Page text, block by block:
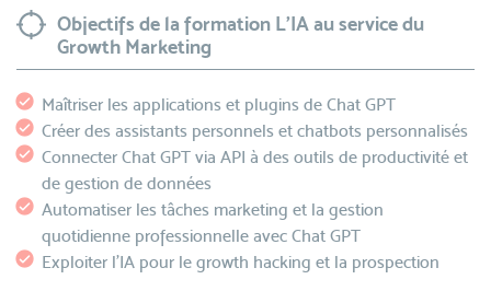
Objectifs de la formation L’IA au service du
Growth Marketing
Maîtriser les applications et plugins de Chat GPT
Créer des assistants personnels et chatbots personnalisés
Connecter Chat GPT via API à des outils de productivité et
de gestion de données
Automatiser les tâches marketing et la gestion
quotidienne professionnelle avec Chat GPT
Exploiter l’IA pour le growth hacking et la prospection